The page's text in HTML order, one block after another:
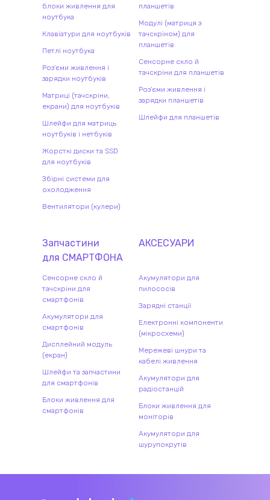
блоки живлення для
ноутбука
Клавіатури для ноутбуків
Петлі ноутбука
Роз'єми живлення і
зарядки ноутбуків
Матриці (тачскріни,
екрани) для ноутбуків
Шлейфи для матриць
ноутбуків і нетбуків
Жорсткі диски та SSD
для ноутбуків
Збірні системи для
охолодження
Вентилятори (кулери)
планшетів
Модулі (матриця з
тачскріном) для
планшетів
Сенсорне скло й
тачскріни для планшетів
Роз'єми живлення і
зарядки планшетів
Шлейфи для планшетів
Запчастини
для СМАРТФОНА
Сенсорне скло й
тачскріни для
смартфонів
Акумулятори для
смартфонів
Дисплейний модуль
(екран)
Шлейфи та запчастини
для смартфонів
Блоки живлення для
смартфонів
АКСЕСУАРИ
Акумулятори для
пилососів
Зарядні станції
Електронні компоненти
(мікросхеми)
Мережеві шнури та
кабелі живлення
Акумулятори для
радіостанцій
Блоки живлення для
моніторів
Акумулятори для
шурупокрутів